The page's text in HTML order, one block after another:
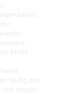
Mode
häufig den
nötigen